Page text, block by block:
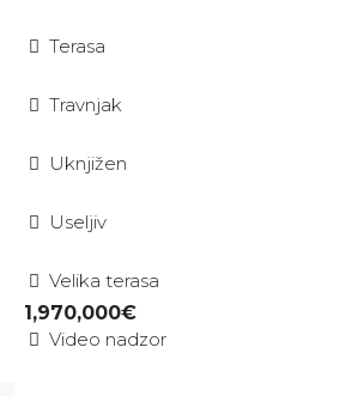
1,970,000€
Terasa
Travnjak
Uknjižen
Useljiv
Velika terasa
Video nadzor